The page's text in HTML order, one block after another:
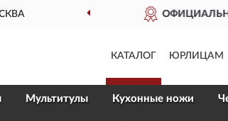
VICTORINOX
КАТАЛОГ ЮРЛИЦАМ
Мультитулы Кухонные ножи